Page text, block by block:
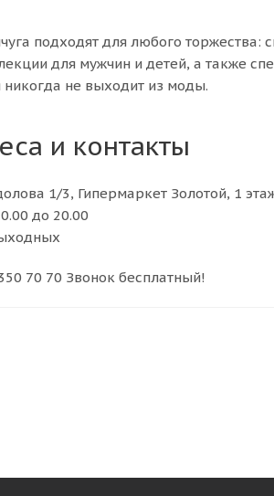
подходят для любого
для мужчин и детей, а также
никогда не выходит из моды.
и контакты
1/3, Гипермаркет Золотой, 1
до 20.00
70 70 Звонок бесплатный!